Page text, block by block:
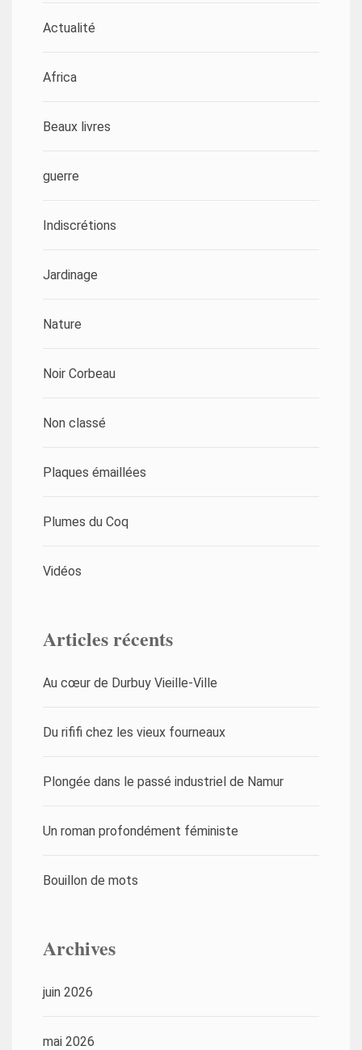
Actualité
Africa
Beaux livres
guerre
Indiscrétions
Jardinage
Nature
Noir Corbeau
Non classé
Plaques émaillées
Plumes du Coq
Vidéos
Articles récents
Au cœur de Durbuy Vieille-Ville
Du rififi chez les vieux fourneaux
Plongée dans le passé industriel de Namur
Un roman profondément féministe
Bouillon de mots
Archives
juin 2026
mai 2026